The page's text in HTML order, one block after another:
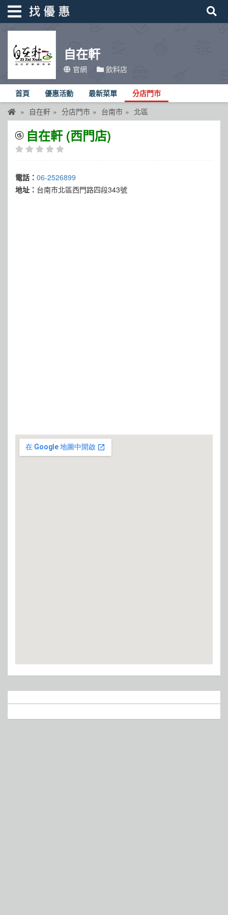
自在軒
官網 飲料店
首頁 優惠活動 最新菜單 分店門市
自在軒 分店門市 台南市 北區
自在軒 (西門店)
電話： 06-2526899
地址： 台南市北區西門路四段343號
找優惠
優惠活動
折價卷
線上DM
品牌總覽